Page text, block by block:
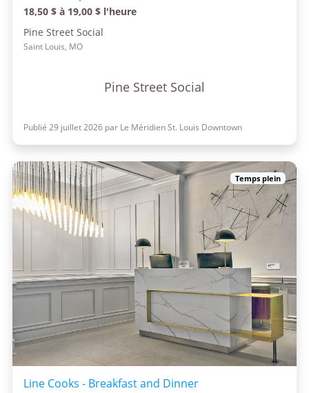
18,50 $ à 19,00 $ l'heure
Pine Street Social
Saint Louis, MO
Pine Street Social
Publié 29 juillet 2026 par Le Méridien St. Louis Downtown
Temps plein
Line Cooks - Breakfast and Dinner